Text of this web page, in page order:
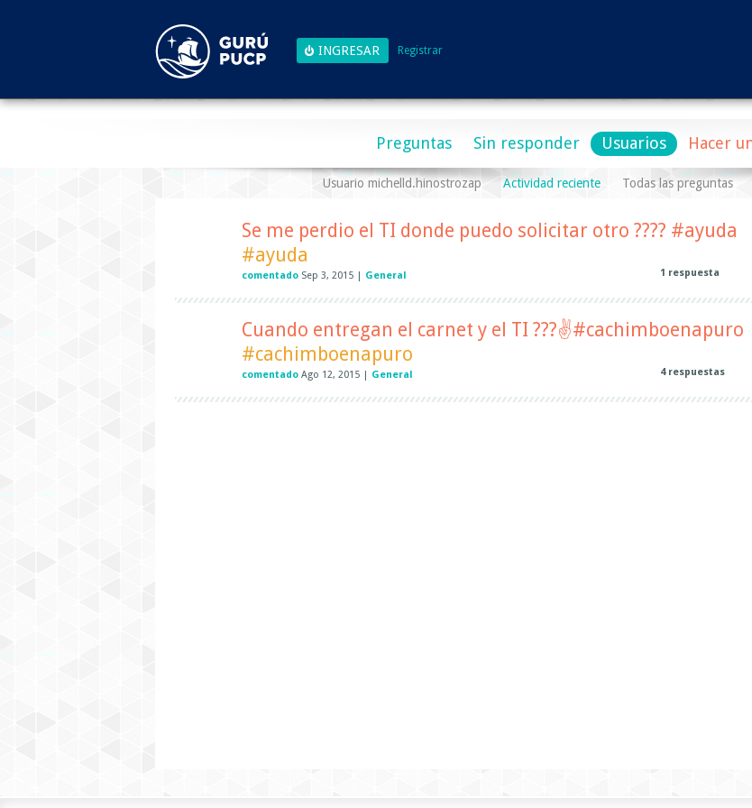
Registrar
Preguntas Sin responder Usuarios Hacer
Usuario michelld.hinostrozap Actividad reciente Todas las preguntas
Se me perdio el TI donde puedo solicitar otro ???? #ayuda
#ayuda
comentado Sep 3, 2015 General 1 respuesta
Cuando entregan el carnet y el TI ???✌#cachimboenapuro
#cachimboenapuro
comentado Ago 12, 2015 General 4respuestas